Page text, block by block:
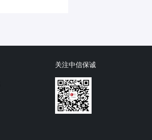
关注中信保诚